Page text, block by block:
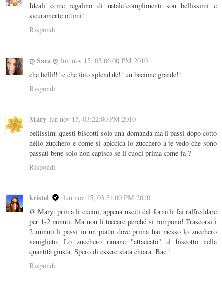
Ideali come regalino di natale!complimenti son bellissimi e
sicuramente ottimi!
Rispondi
ღ Sara ღ lun nov 15, 03:06:00 PM 2010
che belli!!! e che foto splendide!! un bacione grande!!
Rispondi
Mary lun nov 15, 03:22:00 PM 2010
bellissimi questi biscotti solo una domanda ma li passi dopo cotto
nello zucchero e come si apiccica lo zucchero a te vedo che sono
passati bene solo non capisco se li cuoci prima come fa ?
Rispondi
kristel
lun nov 15, 03:31:00 PM 2010
@ Mary: prima li cucini, appena usciti dal forno li fai raffreddare
per 1-2 minuti. Ma non li toccare perché si rompono! Trascorsi i
2 minuti li passi in un piatto dove prima hai messo lo zucchero
vanigliato. Lo zucchero rimane "attaccato" al biscotto nella
quantità giusta. Spero di essere stata chiara. Baci!
Rispondi